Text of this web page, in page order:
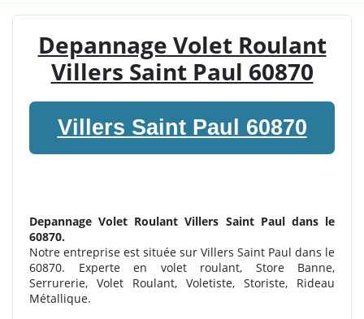
Depannage Volet Roulant
Villers Saint Paul 60870
Villers Saint Paul 60870
Depannage Volet RoulantVillers Saint Paul dans le
60870.
Notre entreprise est située sur Villers Saint Paul dans le
60870. Experte en volet roulant, Store Banne,
Serrurerie, Volet Roulant, Voletiste, Storiste, Rideau
Métallique.